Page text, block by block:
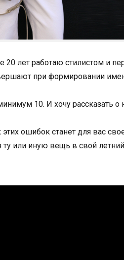
20 лет работаю стилистом и
при формировании
10. И хочу рассказать о
этих ошибок станет для вас
ту или иную вещь в свой